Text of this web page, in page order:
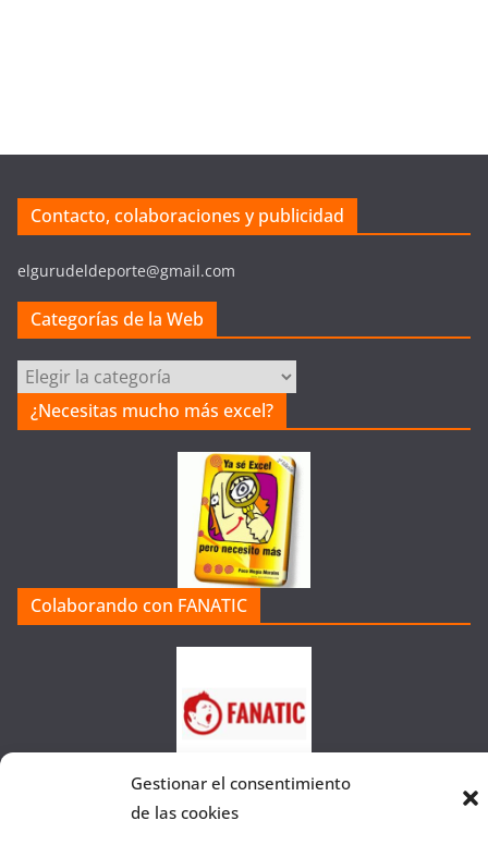
Contacto, colaboraciones y publicidad
elgurudeldeporte@gmail.com
Categorías de la Web
a
t
a
W
¿Necesitas mucho más excel?
Colaborando con FANATIC
Gestionar el consentimiento
de las cookies